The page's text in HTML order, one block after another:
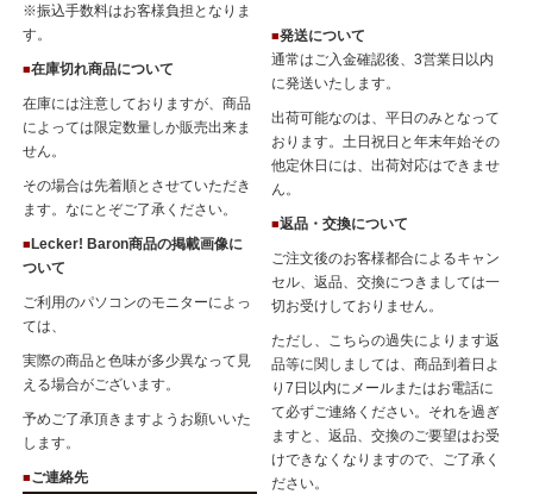
※振込手数料はお客様負担となりま
す。
■在庫切れ商品について
在庫には注意しておりますが、商品
によっては限定数量しか販売出来ま
せん。
その場合は先着順とさせていただき
ます。なにとぞご了承ください。
■ Lecker! Baron商品の掲載画像に
ついて
ご利用のパソコンのモニターによっ
ては、
実際の商品と色味が多少異なって見
える場合がございます。
予めご了承頂きますようお願いいた
します。
■ご連絡先
■発送について
通常はご入金確認後、3営業日以内
に発送いたします。
出荷可能なのは、平日のみとなって
おります。土日祝日と年末年始その
他定休日には、出荷対応はできませ
ん。
■返品・交換について
ご注文後のお客様都合によるキャン
セル、返品、交換につきましては一
切お受けしておりません。
ただし、こちらの過失によります返
品等に関しましては、商品到着日よ
り7日以内にメールまたはお電話に
て必ずご連絡ください。それを過ぎ
ますと、返品、交換のご要望はお受
けできなくなりますので、ご了承く
ださい。